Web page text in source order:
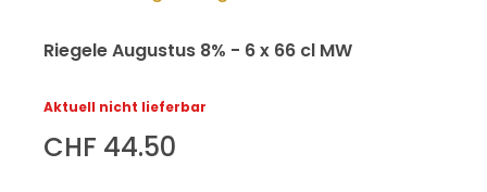
Riegele Augustus 8% - 6 x 66 cl MW
Aktuell nicht lieferbar
CHF 44.50